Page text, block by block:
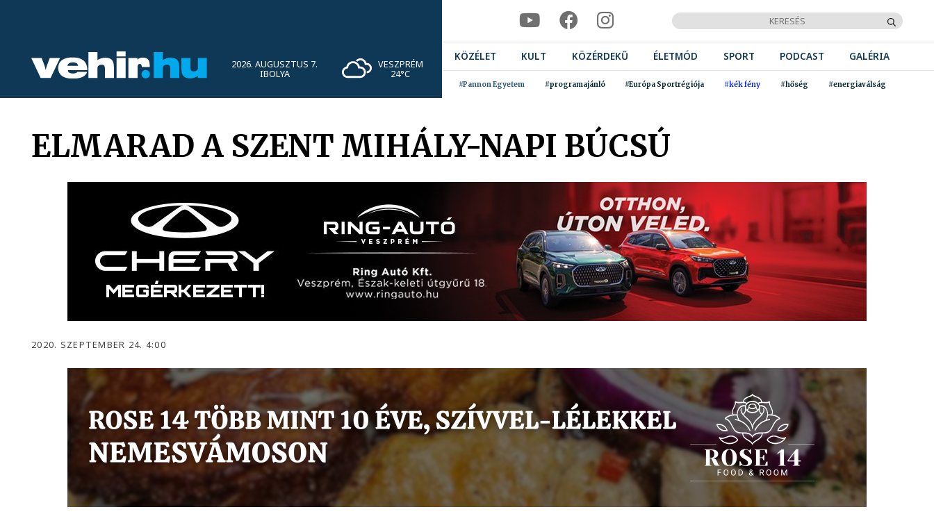
2026. AUGUSZTUS 7.
IBOLYA
VESZPRÉM
24°C
KÖZÉLET KULT KÖZÉRDEKŰ ÉLETMÓD SPORT PODCAST GALÉRIA
#Pannon Egyetem #programajánló #Európa Sportrégiója #kék fény #hőség #energiaválság
ELMARAD A SZENT MIHÁLY-NAPI BÚCSÚ
2020. SZEPTEMBER 24. 4:00